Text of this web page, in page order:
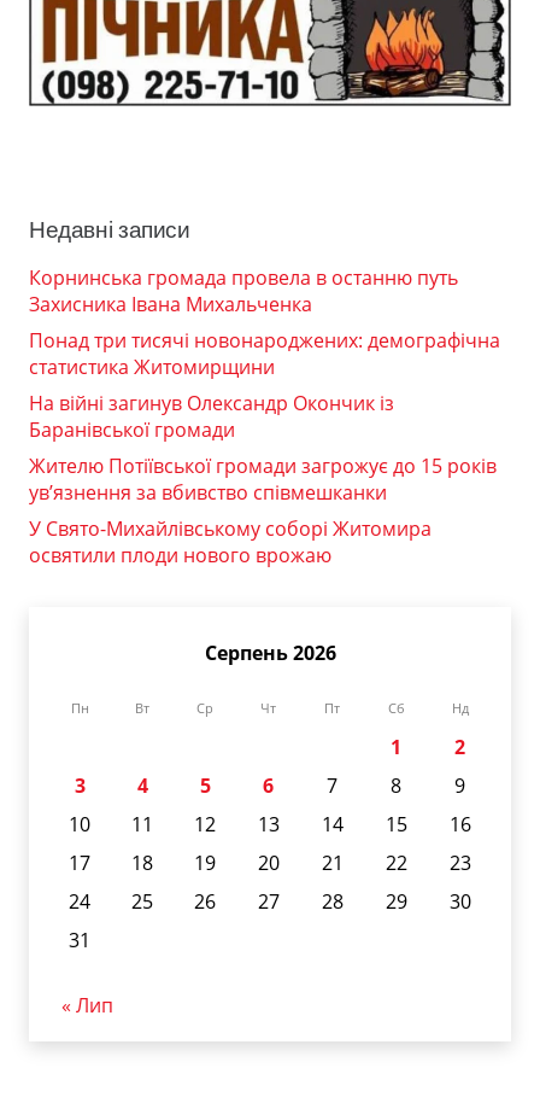
Недавні записи
Корнинська громада провела в останню путь
Захисника Івана Михальченка
Понад три тисячі новонароджених: демографічна
статистика Житомирщини
На війні загинув Олександр Окончик із
Баранівської громади
Жителю Потіївської громади загрожує до 15 років
ув’язнення за вбивство співмешканки
У Свято-Михайлівському соборі Житомира
освятили плоди нового врожаю
Серпень 2026
Пн Вт Ср Чт Пт Сб Нд
1
2
3
4 5 6 7 8
9
10
11 12 13 14 15
16
17
18 19 20 21 22
23
24
25 26 27 28 29
30
31
« Лип